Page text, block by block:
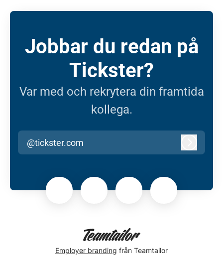
Jobbar du redan på
Tickster?
Var med och rekrytera din framtida
kollega.
@tickster.com
Employer branding från Teamtailor